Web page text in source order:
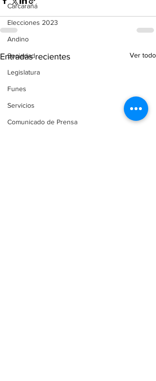
Carcarañá
Elecciones 2023
Andino
Sociedad
Legislatura
Funes
Servicios
Comunicado de Prensa
Entradas recientes Ver todo